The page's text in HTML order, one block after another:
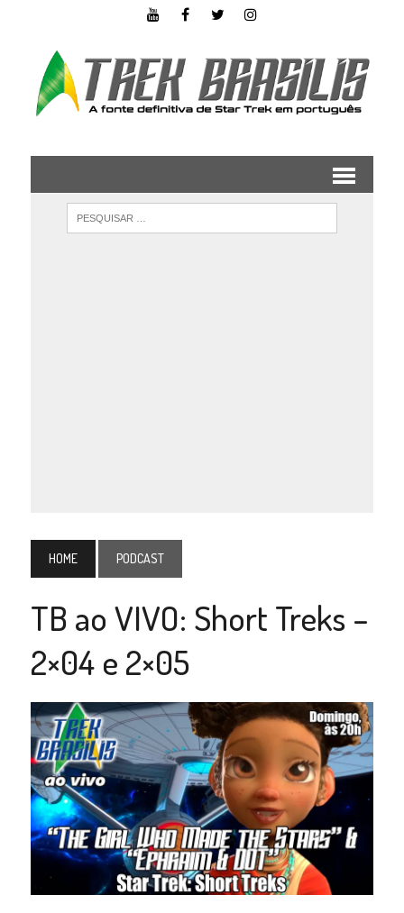
HOME PODCAST
TB ao VIVO: Short Treks –
2×04 e 2×05